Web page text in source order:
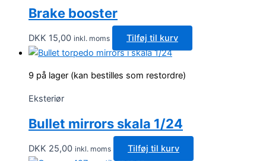
Brake booster
DKK 15,00 inkl. moms Tilføj til kurv
9 på lager (kan bestilles som restordre)
Eksteriør
Bullet mirrors skala 1/24
DKK 25,00 inkl. moms Tilføj til kurv